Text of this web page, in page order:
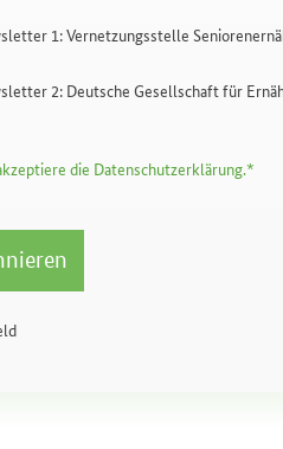
1: Vernetzungsstelle
2: Deutsche Gesellschaft für
die Datenschutzerklärung.*